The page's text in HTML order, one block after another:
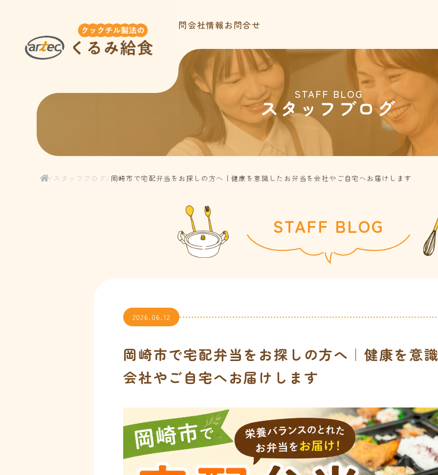
サービス内容お客様の声よくある質問会社情報 お問合せ
STAFF BLOG
スタッフブログ
/ スタッフブログ/ 岡崎市で宅配弁当をお探しの方へ｜健康を意識したお弁当を会社やご自宅へお届けします
STAFF BLOG
2026.06.12
岡崎市で宅配弁当をお探しの方へ｜健康を意
会社やご自宅へお届けします